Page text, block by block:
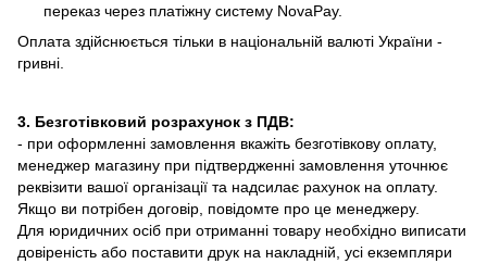
переказ через платіжну систему NovaPay.
Оплата здійснюється тільки в національній валюті України -
гривні.
3. Безготівковий розрахунок з ПДВ:
- при оформленні замовлення вкажіть безготівкову оплату,
менеджер магазину при підтвердженні замовлення уточнює
реквізити вашої організації та надсилає рахунок на оплату.
Якщо ви потрібен договір, повідомте про це менеджеру.
Для юридичних осіб при отриманні товару необхідно виписати
довіреність або поставити друк на накладній, усі екземпляри